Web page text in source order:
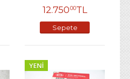
12.75000TL
Sepete
YENI